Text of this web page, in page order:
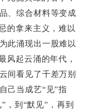
、综合材料等变成
的拿来主义，难以
此涌现出一股难以
风起云涌的年代，
间看见了千差万别
己当成艺“见”指
，到“默见”，再到